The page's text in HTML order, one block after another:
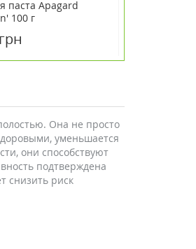
паста Apagard
100 г
Она не просто
уменьшается
они способствуют
подтверждена
снизить риск